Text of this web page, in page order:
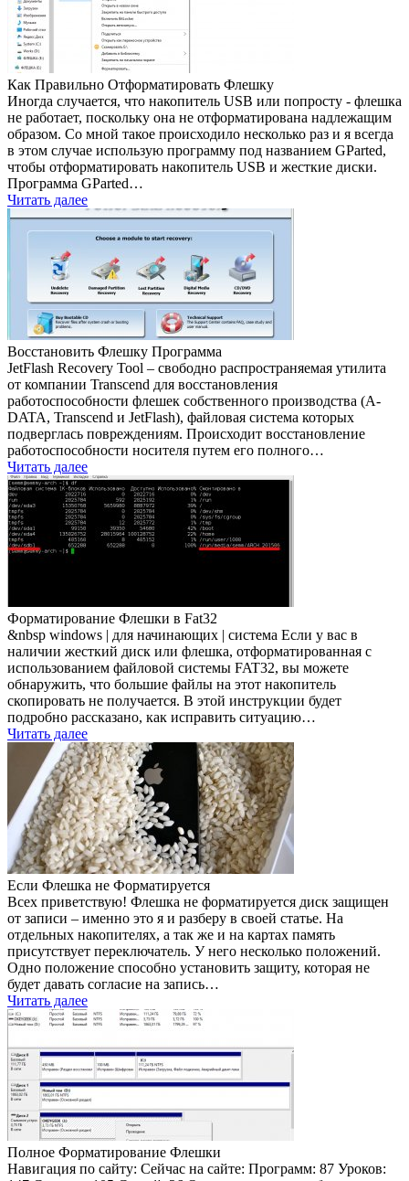
Как Правильно Отформатировать Флешку
Иногда случается, что накопитель USB или попросту - флешка
не работает, поскольку она не отформатирована надлежащим
образом. Со мной такое происходило несколько раз и я всегда
в этом случае использую программу под названием GParted,
чтобы отформатировать накопитель USB и жесткие диски.
Программа GParted…
Читать далее
Восстановить Флешку Программа
JetFlash Recovery Tool – свободно распространяемая утилита
от компании Transcend для восстановления
работоспособности флешек собственного производства (A-
DATA, Transcend и JetFlash), файловая система которых
подверглась повреждениям. Происходит восстановление
работоспособности носителя путем его полного…
Читать далее
Форматирование Флешки в Fat32
&nbsp windows | для начинающих | система Если у вас в
наличии жесткий диск или флешка, отформатированная с
использованием файловой системы FAT32, вы можете
обнаружить, что большие файлы на этот накопитель
скопировать не получается. В этой инструкции будет
подробно рассказано, как исправить ситуацию…
Читать далее
Если Флешка не Форматируется
Всех приветствую! Флешка не форматируется диск защищен
от записи – именно это я и разберу в своей статье. На
отдельных накопителях, а так же и на картах память
присутствует переключатель. У него несколько положений.
Одно положение способно установить защиту, которая не
будет давать согласие на запись…
Читать далее
Полное Форматирование Флешки
Навигация по сайту: Сейчас на сайте: Программ: 87 Уроков: